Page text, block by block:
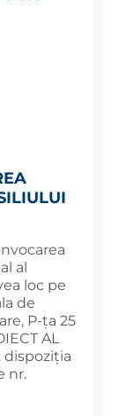
al
loc pe
de
P-ța 25
AL
dispoziția
nr.